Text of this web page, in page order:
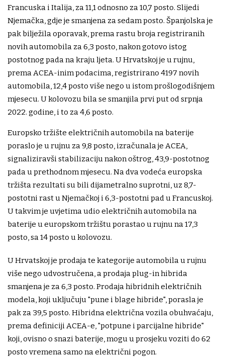
Francuska i Italija, za 11,1 odnosno za 10,7 posto. Slijedi
Njemačka, gdje je smanjena za sedam posto. Španjolska je
pak bilježila oporavak, prema rastu broja registriranih
novih automobila za 6,3 posto, nakon gotovo istog
postotnog pada na kraju ljeta. U Hrvatskoj je u rujnu,
prema ACEA-inim podacima, registrirano 4197 novih
automobila, 12,4 posto više nego u istom prošlogodišnjem
mjesecu. U kolovozu bila se smanjila prvi put od srpnja
2022. godine, i to za 4,6 posto.
Europsko tržište električnih automobila na baterije
poraslo je u rujnu za 9,8 posto, izračunala je ACEA,
signaliziravši stabilizaciju nakon oštrog, 43,9-postotnog
pada u prethodnom mjesecu. Na dva vodeća europska
tržišta rezultati su bili dijametralno suprotni, uz 8,7-
postotni rast u Njemačkoj i 6,3-postotni pad u Francuskoj.
U takvim je uvjetima udio električnih automobila na
baterije u europskom tržištu porastao u rujnu na 17,3
posto, sa 14 posto u kolovozu.
U Hrvatskoj je prodaja te kategorije automobila u rujnu
više nego udvostručena, a prodaja plug-in hibrida
smanjena je za 6,3 posto. Prodaja hibridnih električnih
modela, koji uključuju "pune i blage hibride", porasla je
pak za 39,5 posto. Hibridna električna vozila obuhvaćaju,
prema definiciji ACEA-e, "potpune i parcijalne hibride"
koji, ovisno o snazi baterije, mogu u prosjeku voziti do 62
posto vremena samo na električni pogon.